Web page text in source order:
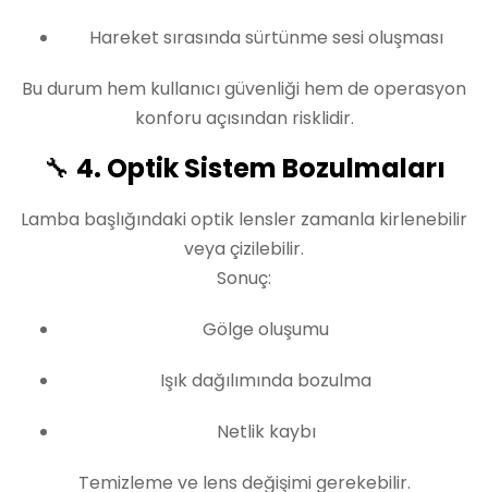
Hareket sırasında sürtünme sesi oluşması
Bu durum hem kullanıcı güvenliği hem de operasyon
konforu açısından risklidir.
🔧 4. Optik Sistem Bozulmaları
Lamba başlığındaki optik lensler zamanla kirlenebilir
veya çizilebilir.
Sonuç:
Gölge oluşumu
Işık dağılımında bozulma
Netlik kaybı
Temizleme ve lens değişimi gerekebilir.